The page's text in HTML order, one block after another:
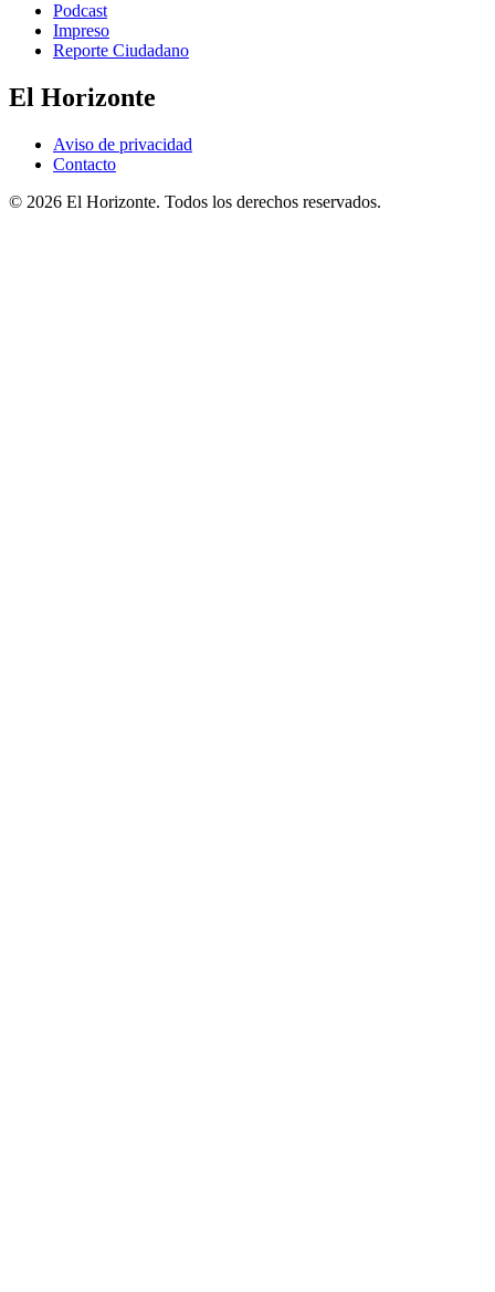
Podcast
Impreso
Reporte Ciudadano
El Horizonte
Aviso de privacidad
Contacto
© 2026 El Horizonte. Todos los derechos reservados.